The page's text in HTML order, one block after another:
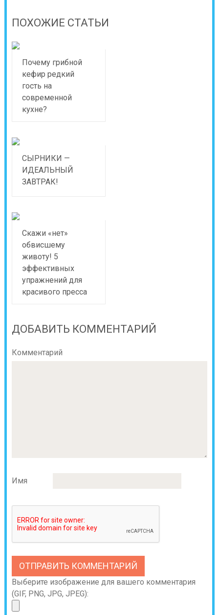
ПОХОЖИЕ СТАТЬИ
Почему грибной
кефир редкий
гость на
современной
кухне?
СЫРНИКИ —
ИДЕАЛЬНЫЙ
ЗАВТРАК!
Скажи «нет»
обвисшему
животу! 5
эффективных
упражнений для
красивого пресса
ДОБАВИТЬ КОММЕНТАРИЙ
Комментарий
Имя
Выберите изображение для вашего комментария
(GIF, PNG, JPG, JPEG):